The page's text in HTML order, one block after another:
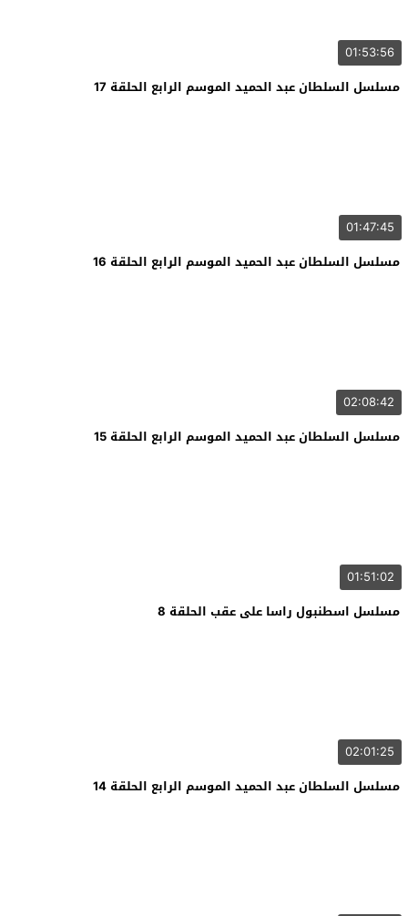
01:53:56
مسلسل السلطان عبد الحميد الموسم الرابع الحلقة 17
01:47:45
مسلسل السلطان عبد الحميد الموسم الرابع الحلقة 16
02:08:42
مسلسل السلطان عبد الحميد الموسم الرابع الحلقة 15
01:51:02
مسلسل اسطنبول راسا على عقب الحلقة 8
02:01:25
مسلسل السلطان عبد الحميد الموسم الرابع الحلقة 14